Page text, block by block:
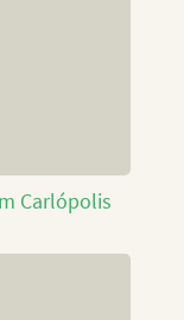
Carlópolis